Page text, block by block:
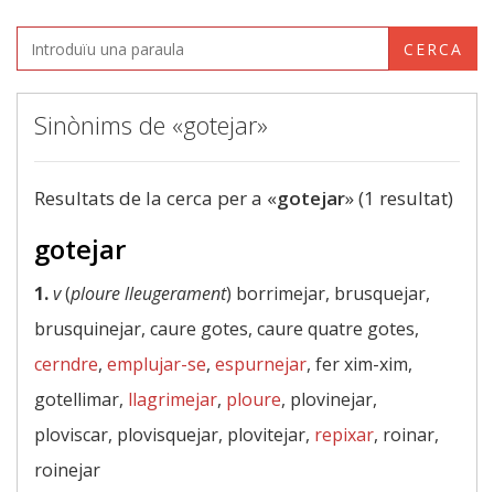
CERCA
Sinònims de «gotejar»
Resultats de la cerca per a «gotejar» (1 resultat)
gotejar
1.v(ploure lleugerament) borrimejar, brusquejar,
brusquinejar, caure gotes, caure quatre gotes,
cerndre, emplujar-se, espurnejar, fer xim-xim,
gotellimar, llagrimejar, ploure, plovinejar,
ploviscar, plovisquejar, plovitejar, repixar, roinar,
roinejar